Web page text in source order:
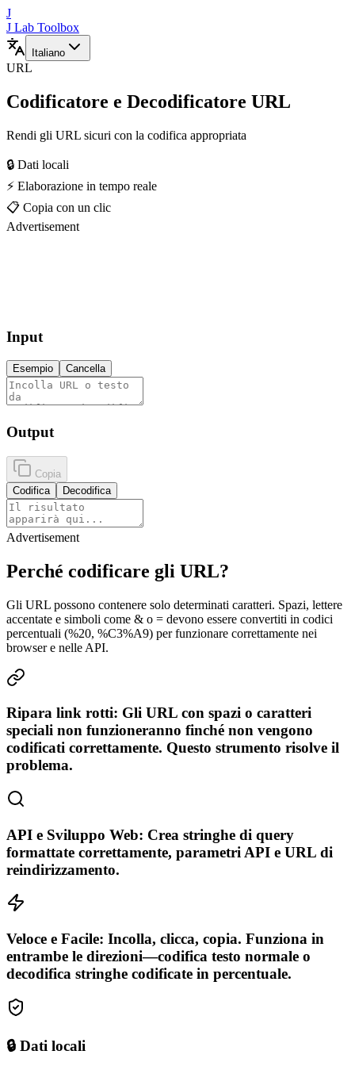
J
J Lab Toolbox
Italiano
URL
Codificatore e Decodificatore URL
Rendi gli URL sicuri con la codifica appropriata
🔒 Dati locali
⚡ Elaborazione in tempo reale
📋 Copia con un clic
Advertisement
Input
Esempio Cancella
Output
Copia
Codifica
Decodifica
Advertisement
Perché codificare gli URL?
Gli URL possono contenere solo determinati caratteri. Spazi, lettere
accentate e simboli come & o = devono essere convertiti in codici
percentuali (%20, %C3%A9) per funzionare correttamente nei
browser e nelle API.
Ripara link rotti: Gli URL con spazi o caratteri
speciali non funzioneranno finché non vengono
codificati correttamente. Questo strumento risolve il
problema.
API e Sviluppo Web: Crea stringhe di query
formattate correttamente, parametri API e URL di
reindirizzamento.
Veloce e Facile: Incolla, clicca, copia. Funziona in
entrambe le direzioni—codifica testo normale o
decodifica stringhe codificate in percentuale.
🔒 Dati locali